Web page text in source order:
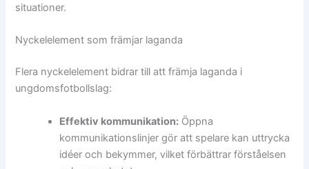
situationer.
Nyckelelement som främjar laganda
Flera nyckelelement bidrar till att främja laganda i
ungdomsfotbollslag:
Effektiv kommunikation: Öppna
kommunikationslinjer gör att spelare kan uttrycka
idéer och bekymmer, vilket förbättrar förståelsen